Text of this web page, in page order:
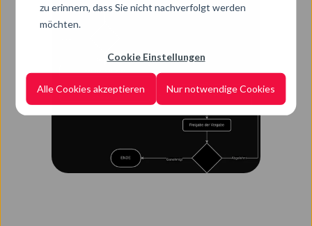
zu erinnern, dass Sie nicht nachverfolgt werden
möchten.
Cookie Einstellungen
Alle Cookies akzeptieren Nur notwendige Cookies